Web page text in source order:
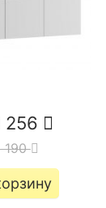
256
190